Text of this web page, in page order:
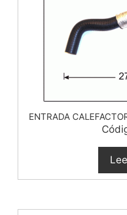
ENTRADA